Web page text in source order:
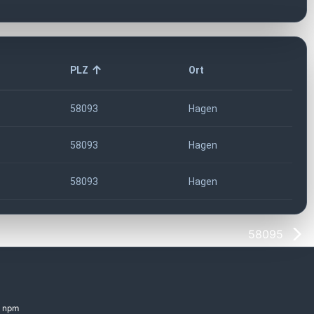
PLZ Ort
58093 Hagen
58093 Hagen
58093 Hagen
58095
npm